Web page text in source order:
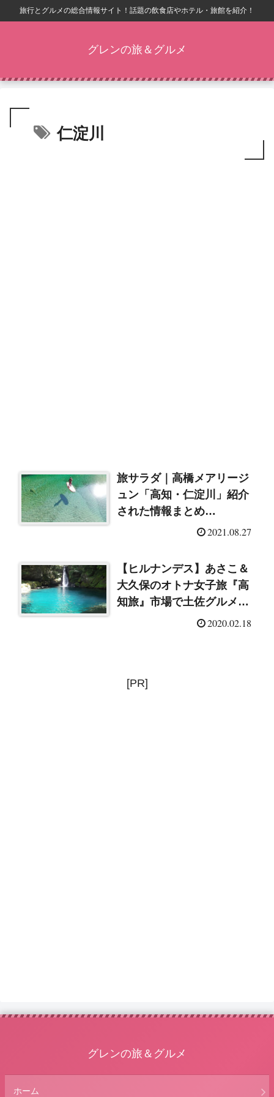
旅行とグルメの総合情報サイト！話題の飲食店やホテル・旅館を紹介！
グレンの旅＆グルメ
仁淀川
旅サラダ｜高橋メアリージ
ュン「高知・仁淀川」紹介
された情報まとめ
2021.08.27
【ヒルナンデス】あさこ＆
大久保のオトナ女子旅『高
知旅』市場で土佐グルメ＆
仁淀川ブルーに感動！2020.02.18
[PR]
グレンの旅＆グルメ
ホーム